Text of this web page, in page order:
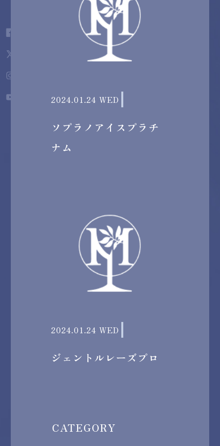
2024.01.24 WED
ソプラノアイスプラチ
ナム
2024.01.24 WED
ジェントルレーズプロ
CATEGORY